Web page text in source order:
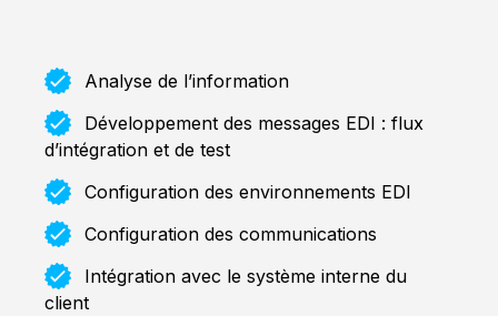
Analyse de l’information
Développement des messages EDI : flux
d’intégration et de test
Configuration des environnements EDI
Configuration des communications
Intégration avec le système interne du
client